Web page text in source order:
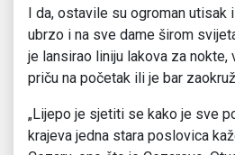
I da, ostavile su ogroman utisak
ubrzo i na sve dame širom
je lansirao liniju lakova za nokte,
priču na početak ili je bar
„Lijepo je sjetiti se kako je sve
krajeva jedna stara poslovica